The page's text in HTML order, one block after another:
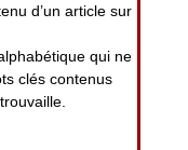
d’un article sur
qui ne
clés contenus